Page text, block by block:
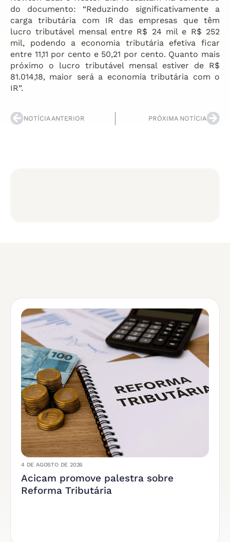
do documento: “Reduzindo significativamente a
carga tributária com IR das empresas que têm
lucro tributável mensal entre R$ 24 mil e R$ 252
mil, podendo a economia tributária efetiva ficar
entre 11,11 por cento e 50,21 por cento. Quanto mais
próximo o lucro tributável mensal estiver de R$
81.014,18, maior será a economia tributária com o
IR”.
NOTÍCIA ANTERIOR PRÓXIMA NOTÍCIA
4 DE AGOSTO DE 2026
Acicam promove palestra sobre
Reforma Tributária